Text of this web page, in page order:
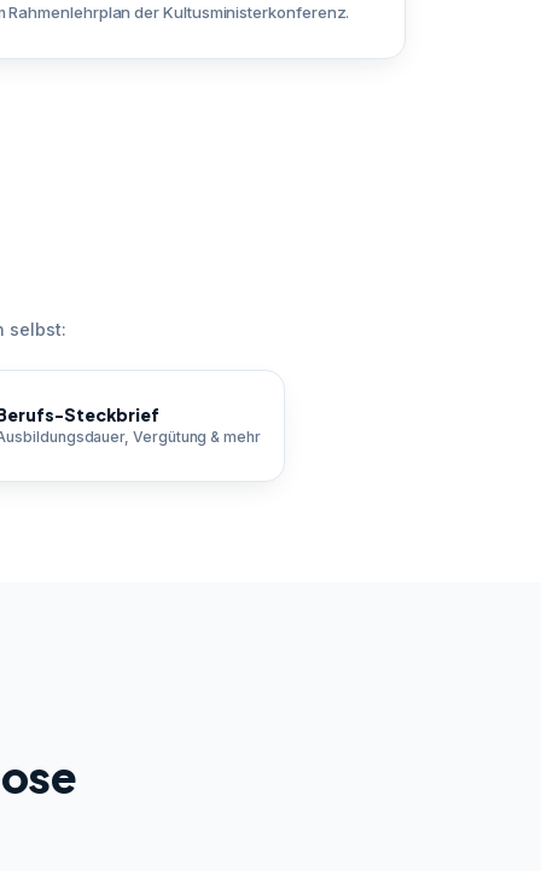
Rahmenlehrplan der Kultusministerkonferenz.
selbst:
Steckbrief
Vergütung & mehr